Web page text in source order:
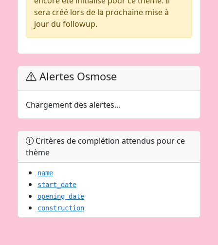
sera créé lors de la prochaine mise à
jour du followup.
Alertes Osmose
Chargement des alertes...
Critères de complétion attendus pour ce
thème
name
start_date
opening_date
construction